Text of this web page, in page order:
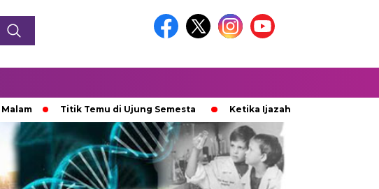
Titik Temu di Ujung Semesta Ketika Ijazah Analog Diperdebatkan di